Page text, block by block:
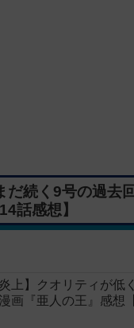
だ続く9号の過
話感想】
炎上】クオリティが
画『亜人の王』感想